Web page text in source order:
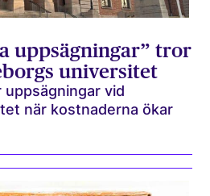
uppsägningar” tror
universitet
vid
när kostnaderna ökar